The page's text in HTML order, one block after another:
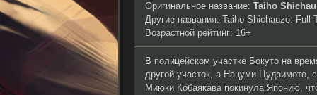
Оригинальное название: Taiho
Другие названия: Taiho Shichauzo: Full
Возрастной рейтинг: 16+
В полицейском участке Бокуто на
другой участок, а Нацуми Цудзимото,
Миюки Кобаякава покинула Японию,